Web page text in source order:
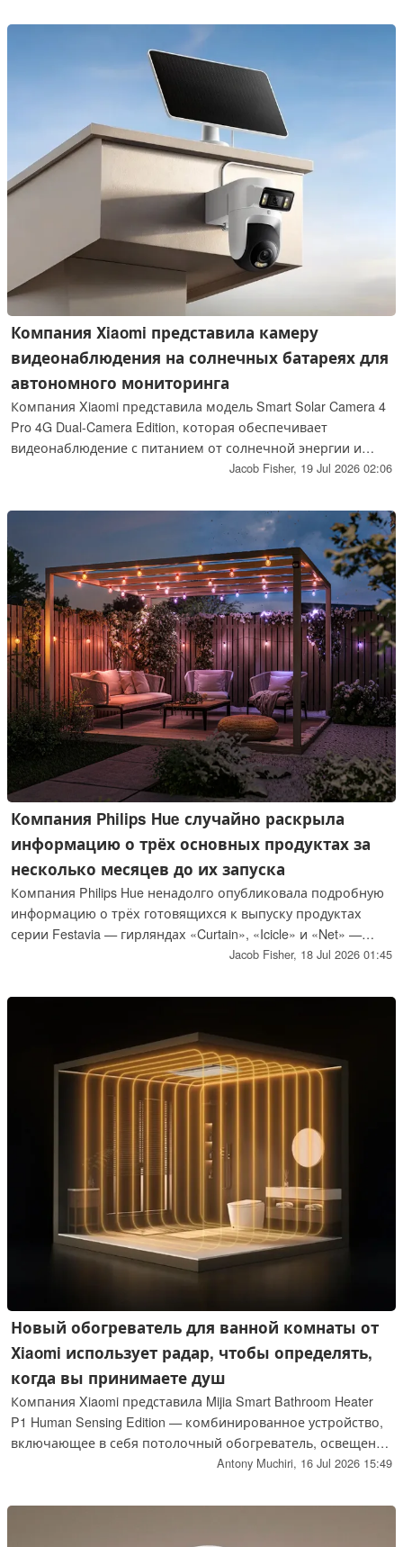
технологии платформы искусственного интеллекта для
Компания Xiaomi представила камеру
видеонаблюдения на солнечных батареях для
автономного мониторинга
Компания Xiaomi представила модель Smart Solar Camera 4
Pro 4G Dual-Camera Edition, которая обеспечивает
видеонаблюдение с питанием от солнечной энергии и
поддержку двух SIM-карт с подключением к сети 4G для
доступ к Интернету. Среди прочих характеристик
устройства — две камеры разрешением 5 Мп с
возможностью записи в формате 3K, цветное ночное
видение и степень защиты IP66.
Jacob Fisher, 19 Jul 2026 02:06
Компания Philips Hue случайно раскрыла
информацию о трёх основных продуктах за
несколько месяцев до их запуска
Компания Philips Hue ненадолго опубликовала подробную
информацию о трёх готовящихся к выпуску продуктах
серии Festavia — гирляндах «Curtain», «Icicle» и «Net» —
после чего удалила этот пост. Ожидается, что эти новые
декоративного использования как внутри, так и снаружи
Jacob Fisher, 18 Jul 2026 01:45
Новый обогреватель для ванной комнаты от
Xiaomi использует радар, чтобы определять,
когда вы принимаете душ
Компания Xiaomi представила Mijia Smart Bathroom Heater
P1 Human Sensing Edition — комбинированное устройство,
включающее в себя потолочный обогреватель, освещение
и вытяжной вентилятор, разработанное специально для
датчиков движения, установленных на большинстве
Antony Muchiri, 16 Jul 2026 15:49